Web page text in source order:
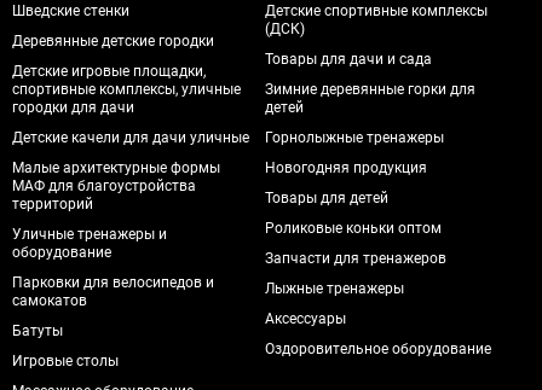
Шведские стенки
Деревянные детские городки
Детские игровые площадки,
спортивные комплексы, уличные
городки для дачи
Детские качели для дачи уличные
Малые архитектурные формы
МАФ для благоустройства
территорий
Уличные тренажеры и
оборудование
Парковки для велосипедов и
самокатов
Батуты
Игровые столы
Детские спортивные комплексы
(ДСК)
Товары для дачи и сада
Зимние деревянные горки для
детей
Горнолыжные тренажеры
Новогодняя продукция
Товары для детей
Роликовые коньки оптом
Запчасти для тренажеров
Лыжные тренажеры
Аксессуары
Оздоровительное оборудование